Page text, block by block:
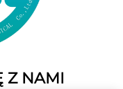
Z NAMI